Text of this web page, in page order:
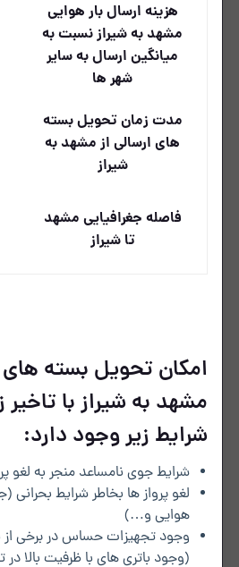
هزینه ارسال بار هوایی
مشهد به شیراز نسبت به
میانگین ارسال به سایر
شهر ها
مدت زمان تحویل بسته
های ارسالی از مشهد به
شیراز
فاصله جغرافیایی مشهد
تا شیراز
امکان تحویل بسته های
مشهد به شیراز با
شرایط زیر وجود دارد:
شرایط جوی نامساعد منجر به لغو
لغو پرواز ها بخاطر شرایط
هوایی و…)
وجود تجهیزات حساس در برخی از
(وجود باتری های با ظرفیت بالا در